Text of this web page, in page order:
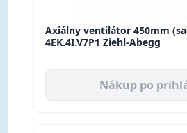
Axiálny ventilátor 450mm
4EK.4I.V7P1 Ziehl-Abegg
Nákup po